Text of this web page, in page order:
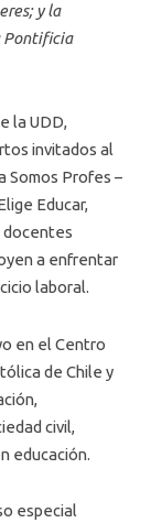
y la
Pontificia
la UDD,
invitados al
Somos Profes –
Educar,
docentes
a enfrentar
laboral.
en el Centro
de Chile y
civil,
educación.
especial